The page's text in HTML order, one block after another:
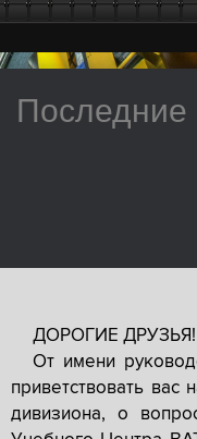
Последние
ДОРОГИЕ ДРУЗЬЯ!
От имени
приветствовать
дивизиона, о